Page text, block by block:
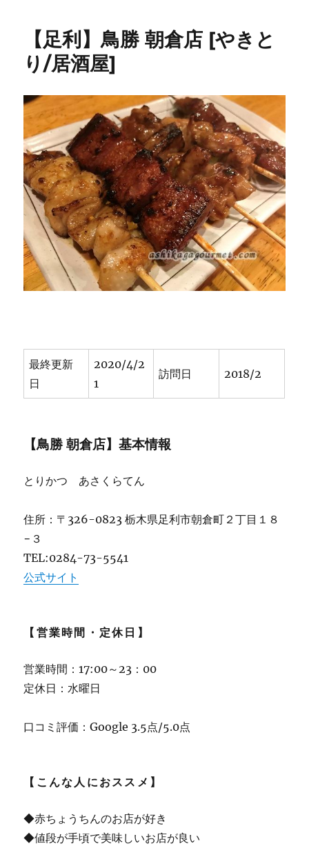
り
の
よ
う
で
屋
台
で
な
い
焼
き
鳥
居
【足利】鳥勝 朝倉店 [やきと
り/居酒屋]
最終更新
日
2020/4/2
1
訪問日 2018/2
【鳥勝 朝倉店】基本情報
とりかつ あさくらてん
住所：〒326-0823 栃木県足利市朝倉町２丁目１８
−３
TEL:0284-73-5541
公式サイト
【営業時間・定休日】
営業時間：17:00～23：00
定休日：水曜日
口コミ評価：Google 3.5点/5.0点
【こんな人におススメ】
◆赤ちょうちんのお店が好き
◆値段が手頃で美味しいお店が良い